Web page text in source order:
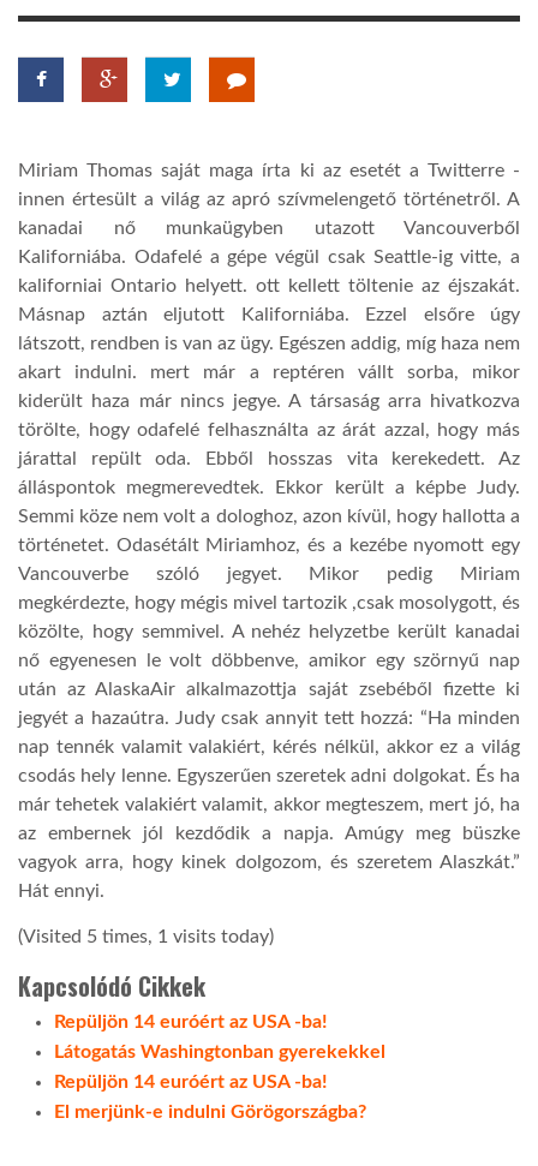
HÍR3D
GLOBOTV
A NAP SZÉPE
LINKTR.EE
DOBRAVERO.HU
LATIMO.HU
GLOBOBOOK
Miriam Thomas saját maga írta ki az esetét a Twitterre -
innen értesült a világ az apró szívmelengető történetről. A
kanadai nő munkaügyben utazott Vancouverből
Kaliforniába. Odafelé a gépe végül csak Seattle-ig vitte, a
kaliforniai Ontario helyett. ott kellett töltenie az éjszakát.
Másnap aztán eljutott Kaliforniába. Ezzel elsőre úgy
látszott, rendben is van az ügy. Egészen addig, míg haza nem
akart indulni. mert már a reptéren vállt sorba, mikor
kiderült haza már nincs jegye. A társaság arra hivatkozva
törölte, hogy odafelé felhasználta az árát azzal, hogy más
járattal repült oda. Ebből hosszas vita kerekedett. Az
álláspontok megmerevedtek. Ekkor került a képbe Judy.
Semmi köze nem volt a dologhoz, azon kívül, hogy hallotta a
történetet. Odasétált Miriamhoz, és a kezébe nyomott egy
Vancouverbe szóló jegyet. Mikor pedig Miriam
megkérdezte, hogy mégis mivel tartozik ,csak mosolygott, és
közölte, hogy semmivel. A nehéz helyzetbe került kanadai
nő egyenesen le volt döbbenve, amikor egy szörnyű nap
után az AlaskaAir alkalmazottja saját zsebéből fizette ki
jegyét a hazaútra. Judy csak annyit tett hozzá: “Ha minden
nap tennék valamit valakiért, kérés nélkül, akkor ez a világ
csodás hely lenne. Egyszerűen szeretek adni dolgokat. És ha
már tehetek valakiért valamit, akkor megteszem, mert jó, ha
az embernek jól kezdődik a napja. Amúgy meg büszke
vagyok arra, hogy kinek dolgozom, és szeretem Alaszkát.”
Hát ennyi.
(Visited 5 times, 1 visits today)
Kapcsolódó Cikkek
Repüljön 14 euróért az USA -ba!
Látogatás Washingtonban gyerekekkel
Repüljön 14 euróért az USA -ba!
El merjünk-e indulni Görögországba?